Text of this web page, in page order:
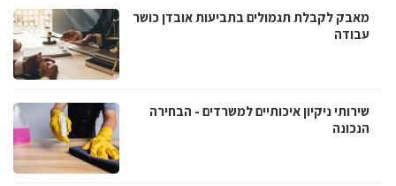
מאבק לקבלת תגמולים בתביעות אובדן כושר
עבודה
שירותי ניקיון איכותיים למשרדים - הבחירה
הנכונה